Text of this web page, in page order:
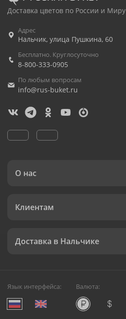
Доставка цветов по России и Миру
Адрес
Нальчик, улица Пушкина, 60
Бесплатно. Круглосуточно
8-800-333-0905
По любым вопросам
info@rus-buket.ru
О нас
Клиентам
Доставка в Нальчике
Язык интерфейса: Валюта: